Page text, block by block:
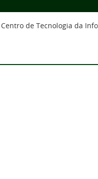
Centro de Tecnologia da